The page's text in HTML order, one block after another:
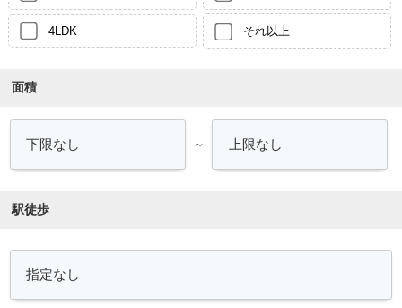
4LDK それ以上
面積
～
駅徒歩